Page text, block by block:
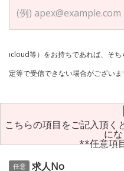
icloud等）をお持ちであれば、そち
キャリアメール
定等で受信できない場合がございま
こちらの項目をご記入頂く
にな
**任意項
任意 求人No